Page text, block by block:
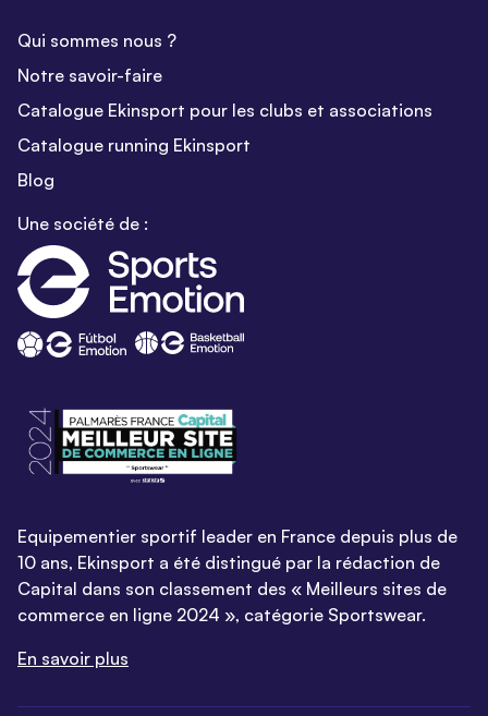
Qui sommes nous ?
Notre savoir-faire
Catalogue Ekinsport pour les clubs et associations
Catalogue running Ekinsport
Blog
Une société de :
Equipementier sportif leader en France depuis plus de
10 ans, Ekinsport a été distingué par la rédaction de
Capital dans son classement des « Meilleurs sites de
commerce en ligne 2024 », catégorie Sportswear.
En savoir plus